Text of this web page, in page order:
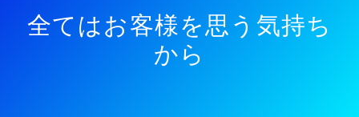
全てはお客様を思う気持ち
から